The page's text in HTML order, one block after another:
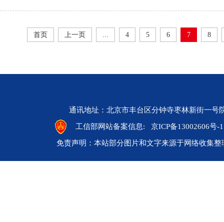
首页 上一页 ... 4 5 6 7 8
通讯地址：北京市丰台区分钟寺枣林新街一
工信部网站备案信息: 京ICP备13002606号-1
免责声明：本站部分图片和文字来源于网络收集